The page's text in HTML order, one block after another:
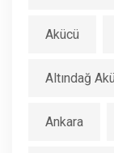
Akücü
Altındağ
Ankara